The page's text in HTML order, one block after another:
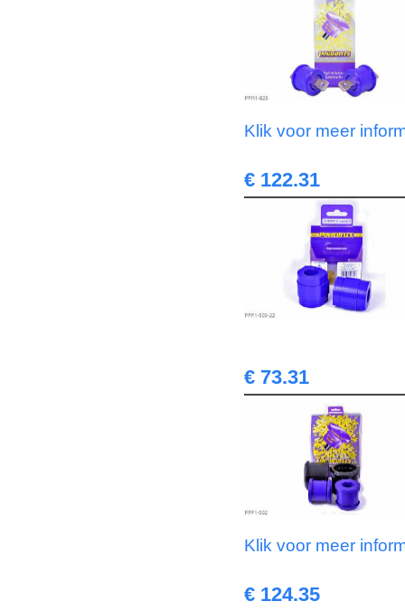
Klik voor meer
€ 122.31
€ 73.31
Klik voor meer
€ 124.35